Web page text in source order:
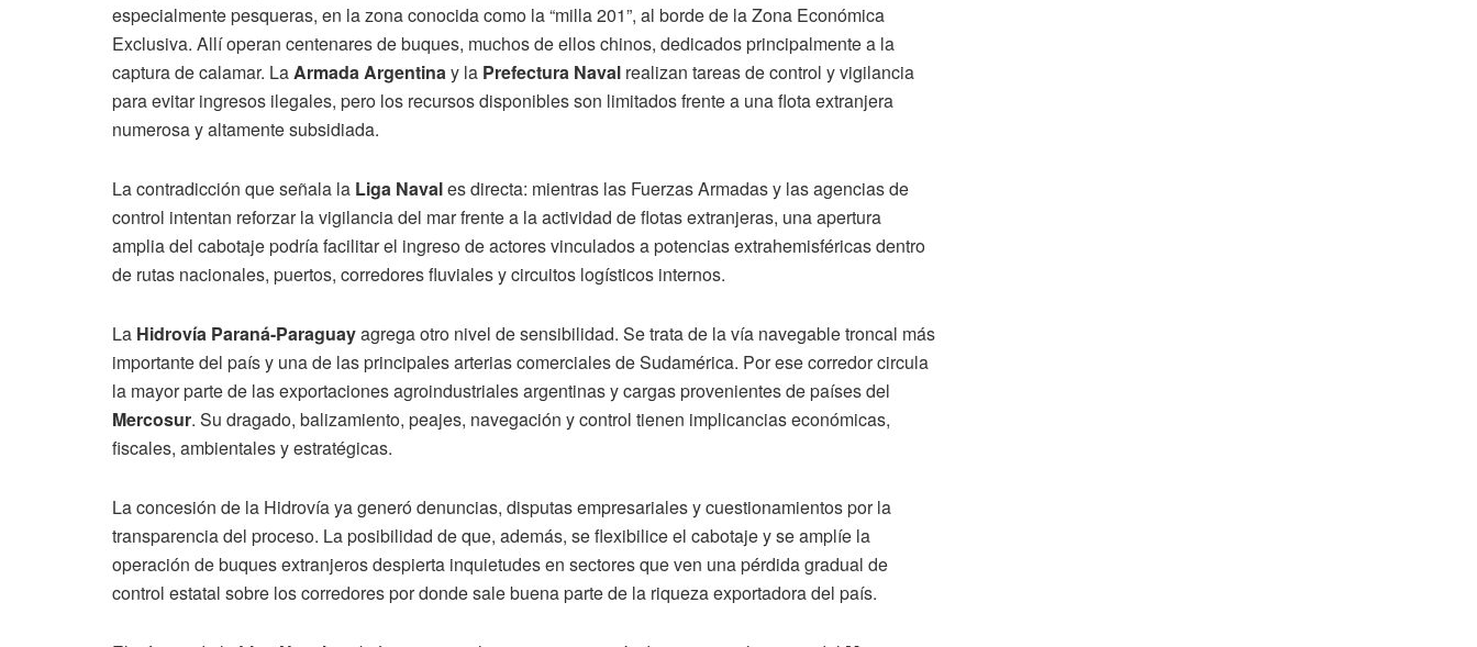
especialmente pesqueras, en la zona conocida como la “milla 201”, al borde de la Zona Económica
Exclusiva. Allí operan centenares de buques, muchos de ellos chinos, dedicados principalmente a la
captura de calamar. LaArmada Argentinay la Prefectura Naval realizan tareas de control y vigilancia
para evitar ingresos ilegales, pero los recursos disponibles son limitados frente a una flota extranjera
numerosa y altamente subsidiada.
La contradicción que señala la Liga Navales directa: mientras las Fuerzas Armadas y las agencias de
control intentan reforzar la vigilancia del mar frente a la actividad de flotas extranjeras, una apertura
amplia del cabotaje podría facilitar el ingreso de actores vinculados a potencias extrahemisféricas dentro
de rutas nacionales, puertos, corredores fluviales y circuitos logísticos internos.
La Hidrovía Paraná-Paraguayagrega otro nivel de sensibilidad. Se trata de la vía navegable troncal más
importante del país y una de las principales arterias comerciales de Sudamérica. Por ese corredor circula
la mayor parte de las exportaciones agroindustriales argentinas y cargas provenientes de países del
Mercosur. Su dragado, balizamiento, peajes, navegación y control tienen implicancias económicas,
fiscales, ambientales y estratégicas.
La concesión de la Hidrovía ya generó denuncias, disputas empresariales y cuestionamientos por la
transparencia del proceso. La posibilidad de que, además, se flexibilice el cabotaje y se amplíe la
operación de buques extranjeros despierta inquietudes en sectores que ven una pérdida gradual de
control estatal sobre los corredores por donde sale buena parte de la riqueza exportadora del país.